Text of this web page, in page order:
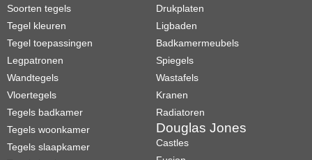
Soorten tegels
Tegel kleuren
Tegel toepassingen
Legpatronen
Wandtegels
Vloertegels
Tegels badkamer
Tegels woonkamer
Tegels slaapkamer
Drukplaten
Ligbaden
Badkamermeubels
Spiegels
Wastafels
Kranen
Radiatoren
Douglas Jones
Castles